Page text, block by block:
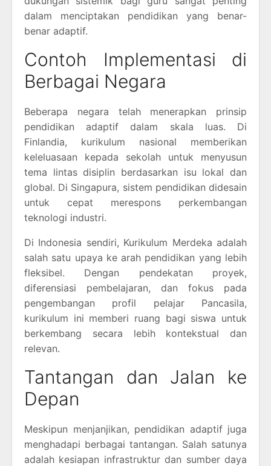
dalam menciptakan pendidikan yang benar-
benar adaptif.
Contoh Implementasi di
Berbagai Negara
Beberapa negara telah menerapkan prinsip
pendidikan adaptif dalam skala luas. Di
Finlandia, kurikulum nasional memberikan
keleluasaan kepada sekolah untuk menyusun
tema lintas disiplin berdasarkan isu lokal dan
global. Di Singapura, sistem pendidikan didesain
untuk cepat merespons perkembangan
teknologi industri.
Di Indonesia sendiri, Kurikulum Merdeka adalah
salah satu upaya ke arah pendidikan yang lebih
fleksibel. Dengan pendekatan proyek,
diferensiasi pembelajaran, dan fokus pada
pengembangan profil pelajar Pancasila,
kurikulum ini memberi ruang bagi siswa untuk
berkembang secara lebih kontekstual dan
relevan.
Tantangan dan Jalan ke
Depan
Meskipun menjanjikan, pendidikan adaptif juga
menghadapi berbagai tantangan. Salah satunya
adalah kesiapan infrastruktur dan sumber daya